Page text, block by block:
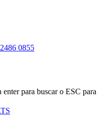
0855
enter para buscar o ESC para